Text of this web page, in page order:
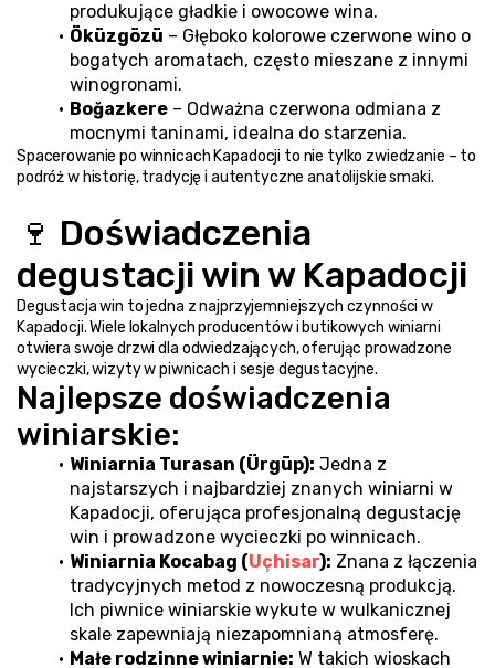
produkujące gładkie i owocowe wina.
Öküzgözü – Głęboko kolorowe czerwone wino o
bogatych aromatach, często mieszane z innymi
winogronami.
Boğazkere – Odważna czerwona odmiana z
mocnymi taninami, idealna do starzenia.
Spacerowanie po winnicach Kapadocji to nie tylko zwiedzanie – to
podróż w historię, tradycję i autentyczne anatolijskie smaki.
🍷 Doświadczenia
degustacji win w Kapadocji
Degustacja win to jedna z najprzyjemniejszych czynności w
Kapadocji. Wiele lokalnych producentów i butikowych winiarni
otwiera swoje drzwi dla odwiedzających, oferując prowadzone
wycieczki, wizyty w piwnicach i sesje degustacyjne.
Najlepsze doświadczenia
winiarskie:
Winiarnia Turasan (Ürgüp): Jedna z
najstarszych i najbardziej znanych winiarni w
Kapadocji, oferująca profesjonalną degustację
win i prowadzone wycieczki po winnicach.
Winiarnia Kocabag (Uçhisar): Znana z łączenia
tradycyjnych metod z nowoczesną produkcją.
Ich piwnice winiarskie wykute w wulkanicznej
skale zapewniają niezapomnianą atmosferę.
Małe rodzinne winiarnie: W takich wioskach